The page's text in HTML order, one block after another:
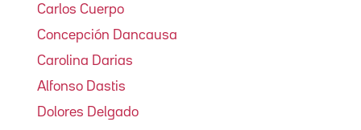
Carlos Cuerpo
Concepción Dancausa
Carolina Darias
Alfonso Dastis
Dolores Delgado